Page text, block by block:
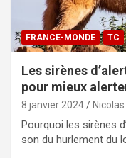
FRANCE-MONDE TC
Les sirènes
pour mieux
8 janvier 2024
Pourquoi les sirènes
son du hurlement du